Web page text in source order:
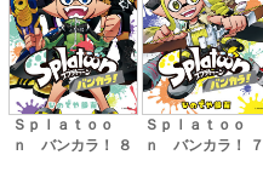
Ｓｐｌａｔｏｏ
ｎ バンカラ！ ８
Ｓｐｌａｔｏｏ
ｎ バンカラ！ ７